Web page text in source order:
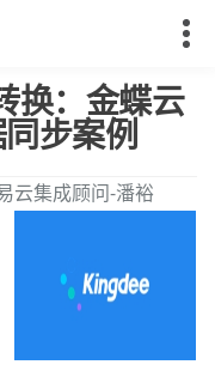
换：金蝶云
步案例
云集成顾问-潘裕